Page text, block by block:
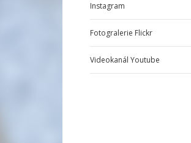
Instagram
Fotogralerie Flickr
Videokanál Youtube